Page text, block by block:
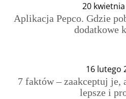
20
Aplikacja Pepco. Gdzie
dodatkowe
16 lutego
7 faktów – zaakceptuj je,
lepsze i